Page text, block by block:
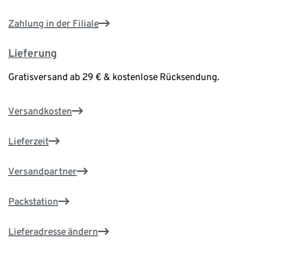
Zahlung in der Filiale
Lieferung
Gratisversand ab 29 € & kostenlose Rücksendung.
Versandkosten
Lieferzeit
Versandpartner
Packstation
Lieferadresse ändern